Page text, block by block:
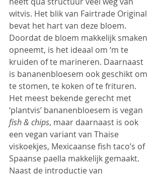
witvis. Het blik van Fairtrade Original
bevat het hart van deze bloem.
Doordat de bloem makkelijk smaken
opneemt, is het ideaal om ‘m te
kruiden of te marineren. Daarnaast
is bananenbloesem ook geschikt om
te stomen, te koken of te frituren.
Het meest bekende gerecht met
‘plantvis’ bananenbloesem is vegan
fish & chips, maar daarnaast is ook
een vegan variant van Thaise
viskoekjes, Mexicaanse fish taco’s of
Spaanse paella makkelijk gemaakt.
Naast de introductie van